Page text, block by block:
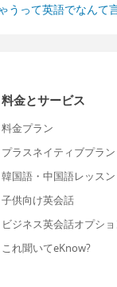
うって英語でなんて
料金とサービス
料金プラン
プラスネイティブプラン
韓国語・中国語レッスン
子供向け英会話
ビジネス英会話オプシ
これ聞いてeKnow?